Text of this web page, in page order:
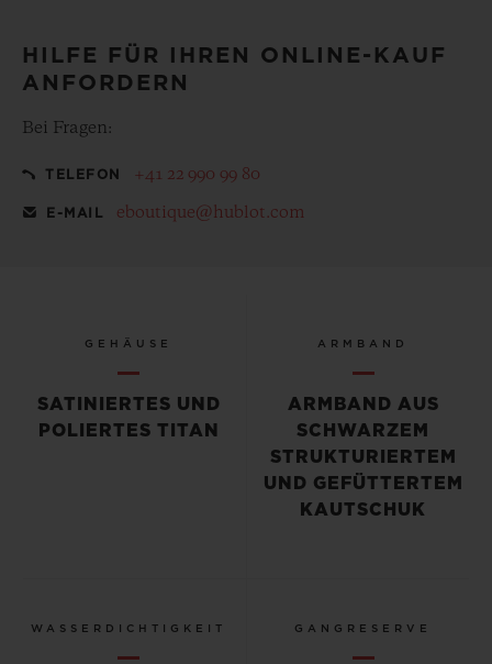
HILFE FÜR IHREN ONLINE-KAUF
ANFORDERN
Bei Fragen:
TELEFON +41 22 990 99 80
E-MAIL eboutique@hublot.com
GEHÄUSE
SATINIERTES UND
POLIERTES TITAN
ARMBAND
ARMBAND AUS
SCHWARZEM
STRUKTURIERTEM
UND GEFÜTTERTEM
KAUTSCHUK
WASSERDICHTIGKEIT GANGRESERVE